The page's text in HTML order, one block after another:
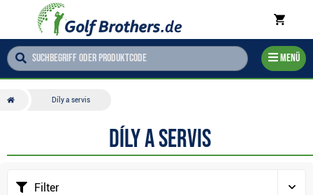
Menü
Díly a servis
Díly a servis
Filter